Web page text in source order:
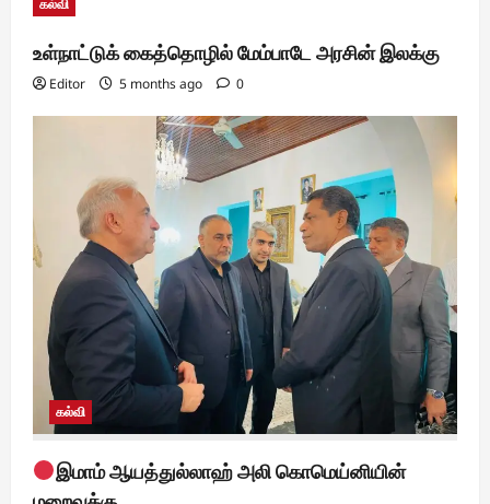
உள்நாட்டுக் கைத்தொழில் மேம்பாடே அரசின் இலக்கு
Editor 5 months ago 0
கல்வி
இமாம் ஆயத்துல்லாஹ் அலி கொமெய்னியின்